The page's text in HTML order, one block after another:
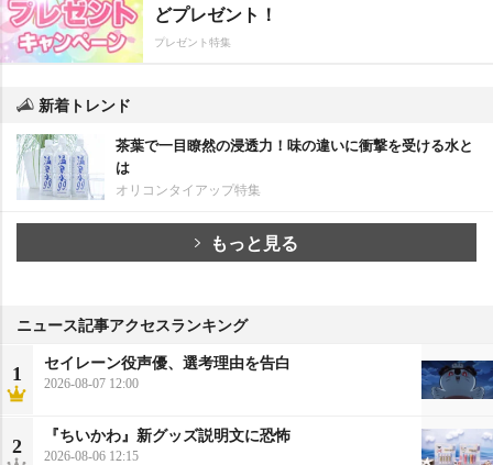
どプレゼント！
プレゼント特集
新着トレンド
茶葉で一目瞭然の浸透力！味の違いに衝撃を受ける水と
は
オリコンタイアップ特集
もっと見る
ニュース記事アクセスランキング
1
セイレーン役声優、選考理由を告白
2026-08-07 12:00
2
『ちいかわ』新グッズ説明文に恐怖
2026-08-06 12:15